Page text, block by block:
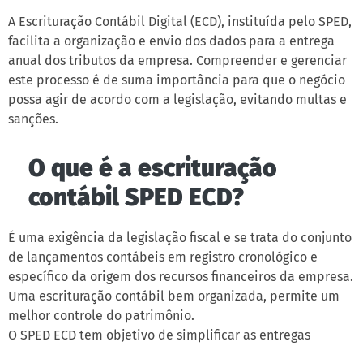
A Escrituração Contábil Digital (ECD), instituída pelo SPED,
facilita a organização e envio dos dados para a entrega
anual dos tributos da empresa. Compreender e gerenciar
este processo é de suma importância para que o negócio
possa agir de acordo com a legislação, evitando multas e
sanções.
O que é a escrituração
contábil SPED ECD?
É uma exigência da legislação fiscal e se trata do conjunto
de lançamentos contábeis em registro cronológico e
específico da origem dos recursos financeiros da empresa.
Uma escrituração contábil bem organizada, permite um
melhor controle do patrimônio.
O SPED ECD tem objetivo de simplificar as entregas